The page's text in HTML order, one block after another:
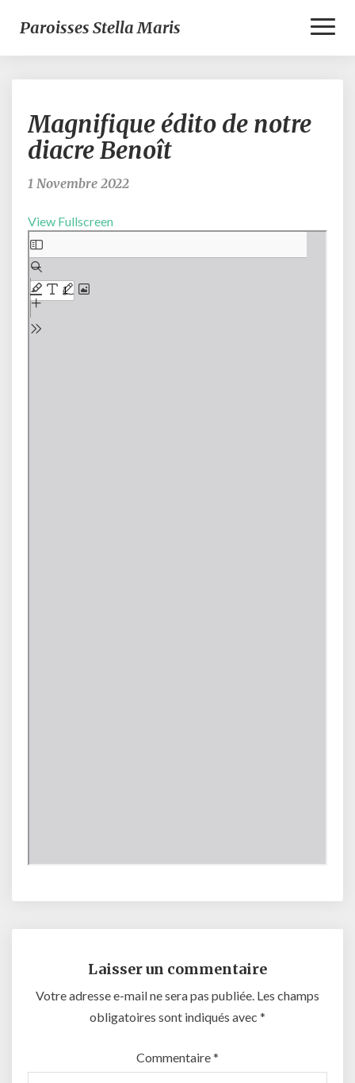
Paroisses Stella Maris
édito
de
Magnifique édito de notre
diacre Benoît
1 Novembre 2022
View Fullscreen
Aller
au
contenu
PDF
Laisser un commentaire
Votre adresse e-mail ne sera pas publiée. Les champs
obligatoires sont indiqués avec *
Commentaire*